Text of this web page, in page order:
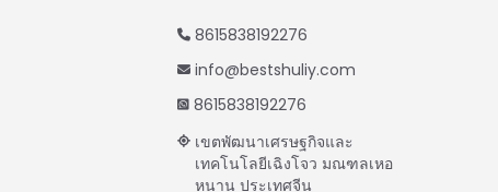
8615838192276
info@bestshuliy.com
8615838192276
เขตพัฒนาเศรษฐกิจและ
เทคโนโลยีเฉิงโจว มณฑลเหอ
หนาน ประเทศจีน
German